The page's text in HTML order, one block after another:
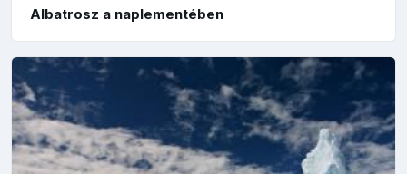
Albatrosz a naplementében